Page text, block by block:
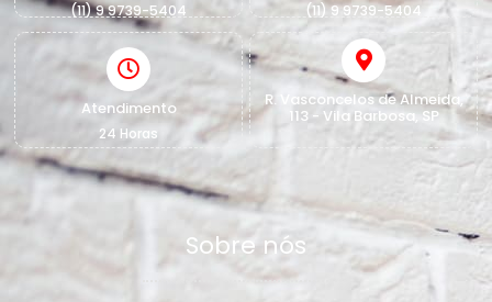
(11) 9 9739-5404 (11) 9 9739-5404
Atendimento
24 Horas
R. Vasconcelos de Almeida,
113 - Vila Barbosa, SP
Sobre nós